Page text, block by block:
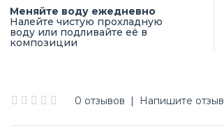
Меняйте воду ежедневно
Налейте чистую прохладную
воду или подливайте её в
композиции
0 отзывов | Напишите отзыв